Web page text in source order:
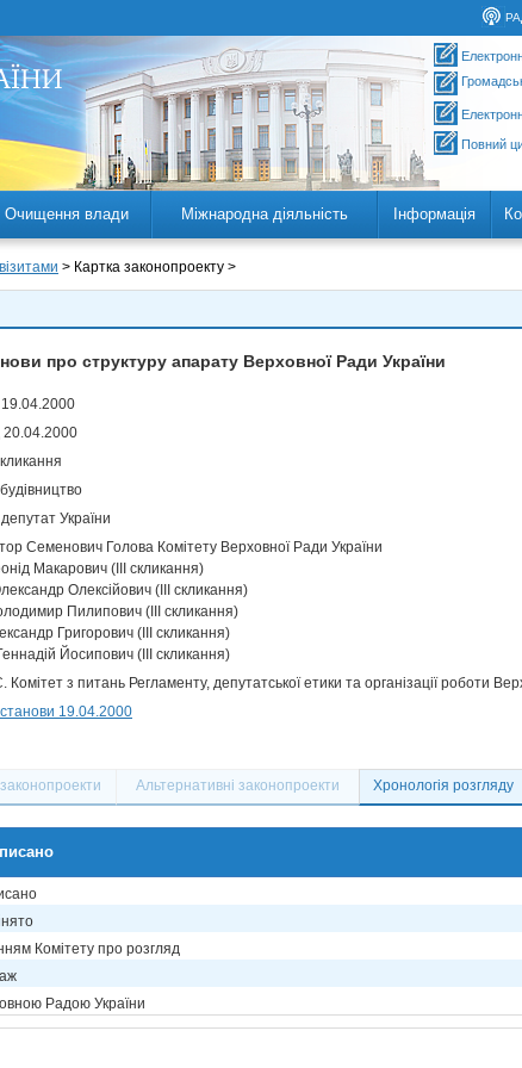
Повний
Очищення влади Міжнародна діяльність Інформація
> Картка законопроекту >
про структуру апарату Верховної Ради України
19.04.2000
20.04.2000
України
Семенович Голова Комітету Верховної Ради України
Макарович (III скликання)
Олексійович (III скликання)
Пилипович (III скликання)
Григорович (III скликання)
Йосипович (III скликання)
Комітет з питань Регламенту, депутатської етики та організації роботи
19.04.2000
Альтернативні законопроекти Хронологія розгляду
Комітету про розгляд
Радою України